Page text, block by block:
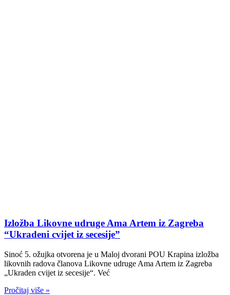
Izložba Likovne udruge Ama Artem iz Zagreba
“Ukradeni cvijet iz secesije”
Sinoć 5. ožujka otvorena je u Maloj dvorani POU Krapina izložba
likovnih radova članova Likovne udruge Ama Artem iz Zagreba
„Ukraden cvijet iz secesije“. Već
Pročitaj više »